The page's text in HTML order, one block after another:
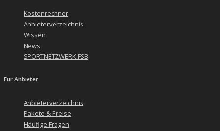
Kostenrechner
Anbieterverzeichnis
Wissen
News
SPORTNETZWERK.FSB
Für Anbieter
Anbieterverzeichnis
Pakete & Preise
Häufige Fragen